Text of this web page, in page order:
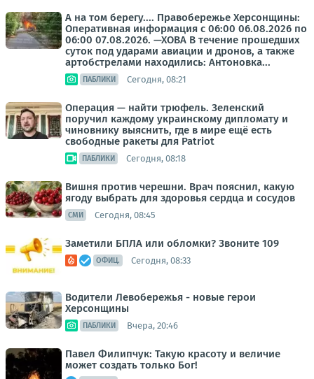
А на том берегу.... Правобережье Херсонщины:
Оперативная информация с 06:00 06.08.2026 по
06:00 07.08.2026. —ХОВА В течение прошедших
суток под ударами авиации и дронов, а также
артобстрелами находились: Антоновка...
ПАБЛИКИ Сегодня, 08:21
Операция — найти трюфель. Зеленский
поручил каждому украинскому дипломату и
чиновнику выяснить, где в мире ещё есть
свободные ракеты для Patriot
ПАБЛИКИ Сегодня, 08:18
Вишня против черешни. Врач пояснил, какую
ягоду выбрать для здоровья сердца и сосудов
СМИ Сегодня, 08:45
Заметили БПЛА или обломки? Звоните 109
ОФИЦ. Сегодня, 08:33
Водители Левобережья - новые герои
Херсонщины
ПАБЛИКИ Вчера, 20:46
Павел Филипчук: Такую красоту и величие
может создать только Бог!